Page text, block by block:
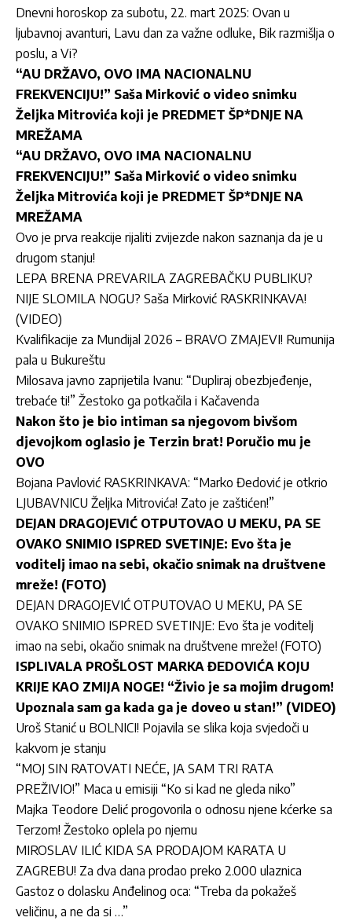
Dnevni horoskop za subotu, 22. mart 2025: Ovan u
ljubavnoj avanturi, Lavu dan za važne odluke, Bik razmišlja o
poslu, a Vi?
“AU DRŽAVO, OVO IMA NACIONALNU
FREKVENCIJU!” Saša Mirković o video snimku
Željka Mitrovića koji je PREDMET ŠP*DNJE NA
MREŽAMA
“AU DRŽAVO, OVO IMA NACIONALNU
FREKVENCIJU!” Saša Mirković o video snimku
Željka Mitrovića koji je PREDMET ŠP*DNJE NA
MREŽAMA
Ovo je prva reakcije rijaliti zvijezde nakon saznanja da je u
drugom stanju!
LEPA BRENA PREVARILA ZAGREBAČKU PUBLIKU?
NIJE SLOMILA NOGU? Saša Mirković RASKRINKAVA!
(VIDEO)
Kvalifikacije za Mundijal 2026 – BRAVO ZMAJEVI! Rumunija
pala u Bukureštu
Milosava javno zaprijetila Ivanu: “Dupliraj obezbjeđenje,
trebaće ti!” Žestoko ga potkačila i Kačavenda
Nakon što je bio intiman sa njegovom bivšom
djevojkom oglasio je Terzin brat! Poručio mu je
OVO
Bojana Pavlović RASKRINKAVA: “Marko Đedović je otkrio
LJUBAVNICU Željka Mitrovića! Zato je zaštićen!”
DEJAN DRAGOJEVIĆ OTPUTOVAO U MEKU, PA SE
OVAKO SNIMIO ISPRED SVETINJE: Evo šta je
voditelj imao na sebi, okačio snimak na društvene
mreže! (FOTO)
DEJAN DRAGOJEVIĆ OTPUTOVAO U MEKU, PA SE
OVAKO SNIMIO ISPRED SVETINJE: Evo šta je voditelj
imao na sebi, okačio snimak na društvene mreže! (FOTO)
ISPLIVALA PROŠLOST MARKA ĐEDOVIĆA KOJU
KRIJE KAO ZMIJA NOGE! “Živio je sa mojim drugom!
Upoznala sam ga kada ga je doveo u stan!” (VIDEO)
Uroš Stanić u BOLNICI! Pojavila se slika koja svjedoči u
kakvom je stanju
“MOJ SIN RATOVATI NEĆE, JA SAM TRI RATA
PREŽIVIO!” Maca u emisiji “Ko si kad ne gleda niko”
Majka Teodore Delić progovorila o odnosu njene kćerke sa
Terzom! Žestoko oplela po njemu
MIROSLAV ILIĆ KIDA SA PRODAJOM KARATA U
ZAGREBU! Za dva dana prodao preko 2.000 ulaznica
Gastoz o dolasku Anđelinog oca: “Treba da pokažeš
veličinu, a ne da si …”